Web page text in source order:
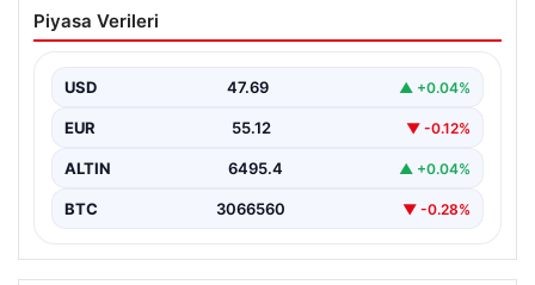
Saldırının Kameralara Yansıyan
İstanbul’un Şişli ilçesinde yaşanan korkutucu olayda,
ilaçları…
Piyasa Verileri
USD 47.69 ▲ +0.04%
EUR 55.12 ▼ -0.12%
ALTIN 6495.4 ▲ +0.04%
BTC 3066560 ▼ -0.28%